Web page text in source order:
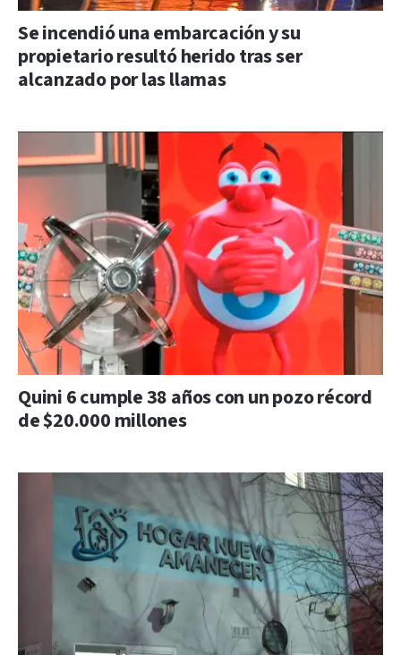
Se incendió una embarcación y su
propietario resultó herido tras ser
alcanzado por las llamas
Quini 6 cumple 38 años con un pozo récord
de $20.000 millones